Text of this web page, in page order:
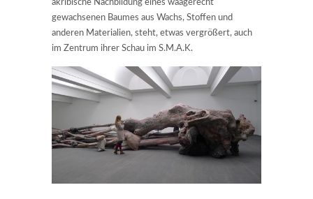
akribische Nachbildung eines waagerecht
gewachsenen Baumes aus Wachs, Stoffen und
anderen Materialien, steht, etwas vergrößert, auch
im Zentrum ihrer Schau im S.M.A.K.